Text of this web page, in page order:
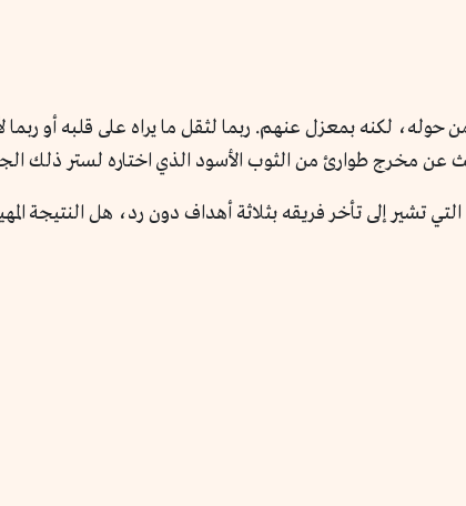
كثيرون من حوله، لكنه بمعزل عنهم. ربما لثقل ما يراه على قلبه
عن مخرج طوارئ من الثوب الأسود الذي اختاره لستر ذلك
تشير إلى تأخر فريقه بثلاثة أهداف دون رد، هل النتيجة